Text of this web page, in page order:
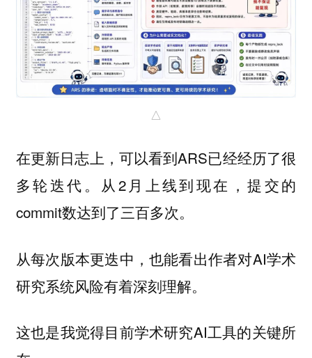
△
在更新日志上，可以看到ARS已经经历了很
多轮迭代。从2月上线到现在，提交的
commit数达到了三百多次。
从每次版本更迭中，也能看出作者对AI学术
研究系统风险有着深刻理解。
这也是我觉得目前学术研究AI工具的关键所